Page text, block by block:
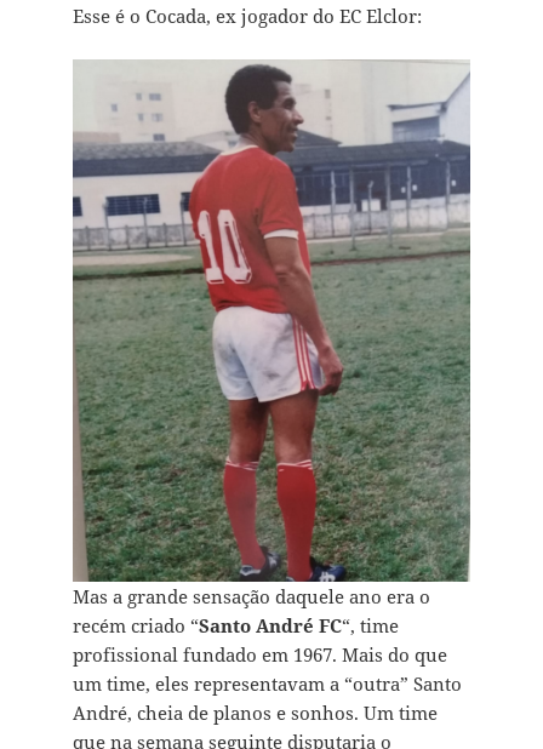
Esse é o Cocada, ex jogador do EC Elclor:
Mas a grande sensação daquele ano era o
recém criado “Santo André FC“, time
profissional fundado em 1967. Mais do que
um time, eles representavam a “outra” Santo
André, cheia de planos e sonhos. Um time
que na semana seguinte disputaria o